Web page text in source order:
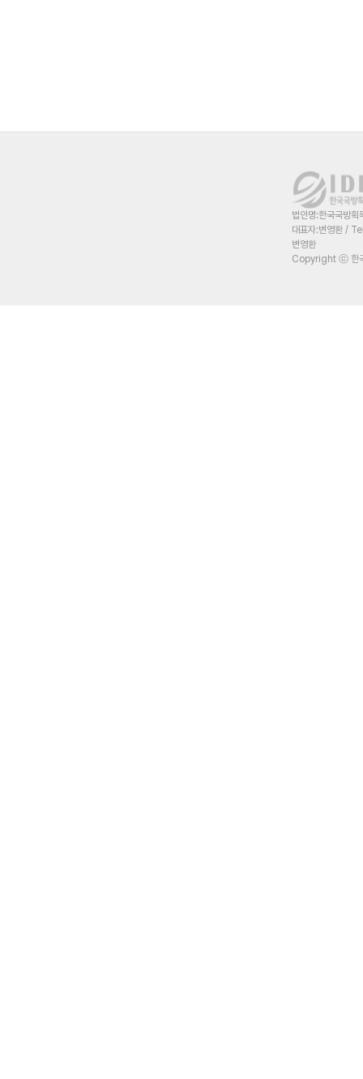
법인명:한국국방
대표자:변영환 /
변영환
Copyright ⓒ 한